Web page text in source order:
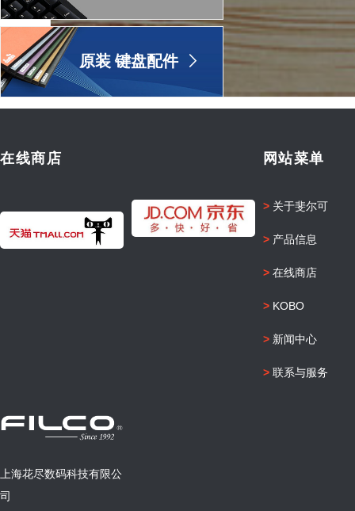
原装 键盘配件 ꁕ
网站菜单
>关于斐尔可
>产品信息
>在线商店
>KOBO
>新闻中心
>联系与服务
在线商店
上海花尽数码科技有限公
司